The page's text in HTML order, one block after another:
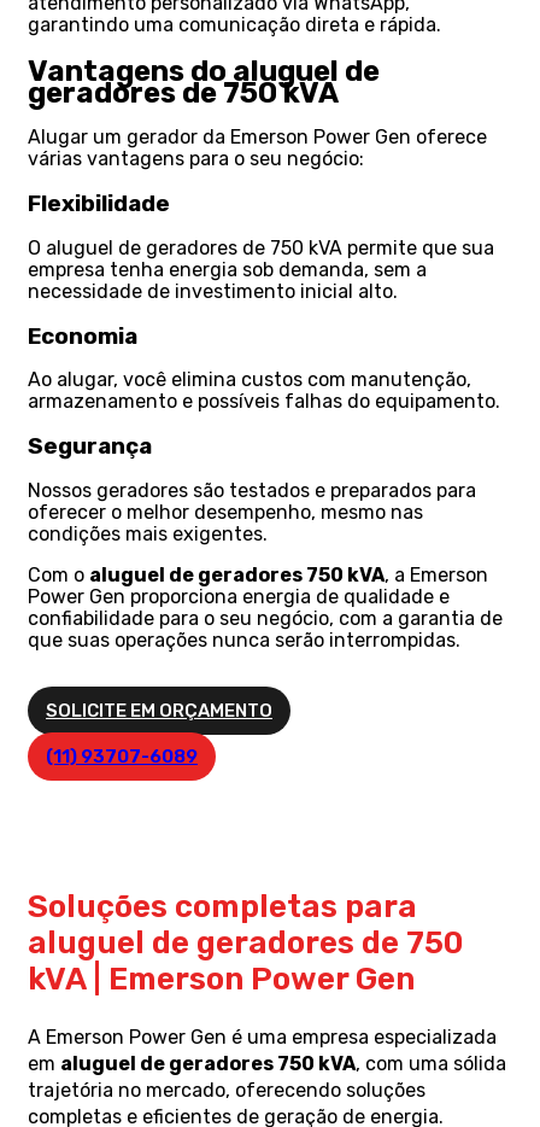
garantindo uma comunicação direta e rápida.
Vantagens do aluguel de
geradores de 750 kVA
Alugar um gerador da Emerson Power Gen oferece
várias vantagens para o seu negócio:
Flexibilidade
O aluguel de geradores de 750 kVA permite que sua
empresa tenha energia sob demanda, sem a
necessidade de investimento inicial alto.
Economia
Ao alugar, você elimina custos com manutenção,
armazenamento e possíveis falhas do equipamento.
Segurança
Nossos geradores são testados e preparados para
oferecer o melhor desempenho, mesmo nas
condições mais exigentes.
Com o aluguel de geradores 750 kVA, a Emerson
Power Gen proporciona energia de qualidade e
confiabilidade para o seu negócio, com a garantia de
que suas operações nunca serão interrompidas.
SOLICITE EM ORÇAMENTO
(11) 93707-6089
Soluções completas para
aluguel de geradores de 750
kVA | Emerson Power Gen
A Emerson Power Gen é uma empresa especializada
em aluguel de geradores 750 kVA, com uma sólida
trajetória no mercado, oferecendo soluções
completas e eficientes de geração de energia.